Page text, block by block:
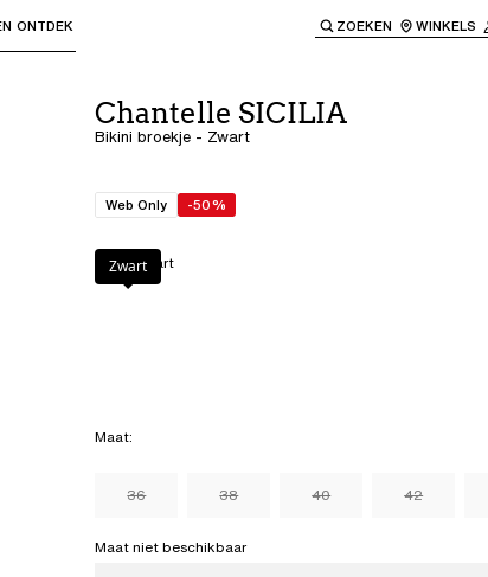
"Escape" om terug te keren naar de hoofdnavigatie.
ONTDEK ZOEKEN WINKELS
Chantelle SICILIA
Bikini broekje - Zwart
Web Only -50%
Kleur: Zwart
Zwart
Maat:
36 38 40 42
Maat niet beschikbaar